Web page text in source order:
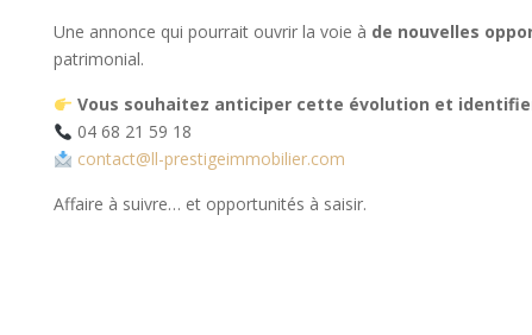
Une annonce qui pourrait ouvrir la voie à de nouvelles
patrimonial.
Vous souhaitez anticiper cette évolution et
04 68 21 59 18
contact@ll-prestigeimmobilier.com
Affaire à suivre… et opportunités à saisir.